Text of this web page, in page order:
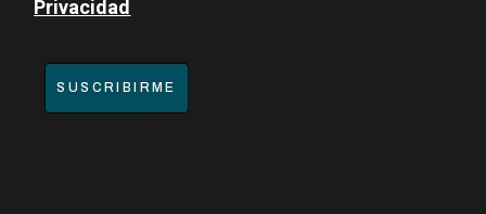
Privacidad
SUSCRIBIRME